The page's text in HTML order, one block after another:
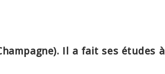
Il a fait ses études